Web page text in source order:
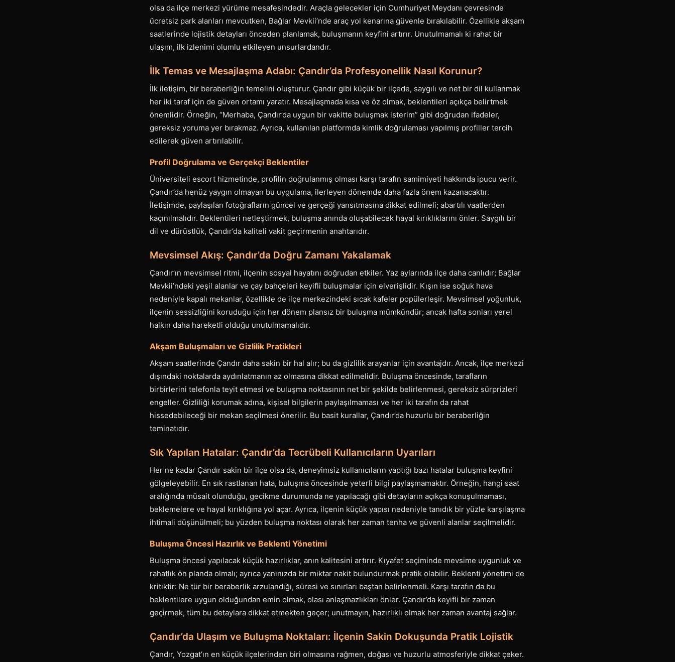
olsa da ilçe merkezi yürüme mesafesindedir. Araçla gelecekler için Cumhuriyet Meydanı çevresinde
ücretsiz park alanları mevcutken, Bağlar Mevkii’nde araç yol kenarına güvenle bırakılabilir. Özellikle akşam
saatlerinde lojistik detayları önceden planlamak, buluşmanın keyfini artırır. Unutulmamalı ki rahat bir
ulaşım, ilk izlenimi olumlu etkileyen unsurlardandır.
İlk Temas ve Mesajlaşma Adabı: Çandır’da Profesyonellik Nasıl Korunur?
İlk iletişim, bir beraberliğin temelini oluşturur. Çandır gibi küçük bir ilçede, saygılı ve net bir dil kullanmak
her iki taraf için de güven ortamı yaratır. Mesajlaşmada kısa ve öz olmak, beklentileri açıkça belirtmek
önemlidir. Örneğin, “Merhaba, Çandır’da uygun bir vakitte buluşmak isterim” gibi doğrudan ifadeler,
gereksiz yoruma yer bırakmaz. Ayrıca, kullanılan platformda kimlik doğrulaması yapılmış profiller tercih
edilerek güven artırılabilir.
Profil Doğrulama ve Gerçekçi Beklentiler
Üniversiteli escort hizmetinde, profilin doğrulanmış olması karşı tarafın samimiyeti hakkında ipucu verir.
Çandır’da henüz yaygın olmayan bu uygulama, ilerleyen dönemde daha fazla önem kazanacaktır.
İletişimde, paylaşılan fotoğrafların güncel ve gerçeği yansıtmasına dikkat edilmeli; abartılı vaatlerden
kaçınılmalıdır. Beklentileri netleştirmek, buluşma anında oluşabilecek hayal kırıklıklarını önler. Saygılı bir
dil ve dürüstlük, Çandır’da kaliteli vakit geçirmenin anahtarıdır.
Mevsimsel Akış: Çandır’da Doğru Zamanı Yakalamak
Çandır’ın mevsimsel ritmi, ilçenin sosyal hayatını doğrudan etkiler. Yaz aylarında ilçe daha canlıdır; Bağlar
Mevkii’ndeki yeşil alanlar ve çay bahçeleri keyifli buluşmalar için elverişlidir. Kışın ise soğuk hava
nedeniyle kapalı mekanlar, özellikle de ilçe merkezindeki sıcak kafeler popülerleşir. Mevsimsel yoğunluk,
ilçenin sessizliğini koruduğu için her dönem plansız bir buluşma mümkündür; ancak hafta sonları yerel
halkın daha hareketli olduğu unutulmamalıdır.
Akşam Buluşmaları ve Gizlilik Pratikleri
Akşam saatlerinde Çandır daha sakin bir hal alır; bu da gizlilik arayanlar için avantajdır. Ancak, ilçe merkezi
dışındaki noktalarda aydınlatmanın az olmasına dikkat edilmelidir. Buluşma öncesinde, tarafların
birbirlerini telefonla teyit etmesi ve buluşma noktasının net bir şekilde belirlenmesi, gereksiz sürprizleri
engeller. Gizliliği korumak adına, kişisel bilgilerin paylaşılmaması ve her iki tarafın da rahat
hissedebileceği bir mekan seçilmesi önerilir. Bu basit kurallar, Çandır’da huzurlu bir beraberliğin
teminatıdır.
Sık Yapılan Hatalar: Çandır’da Tecrübeli Kullanıcıların Uyarıları
Her ne kadar Çandır sakin bir ilçe olsa da, deneyimsiz kullanıcıların yaptığı bazı hatalar buluşma keyfini
gölgeleyebilir. En sık rastlanan hata, buluşma öncesinde yeterli bilgi paylaşmamaktır. Örneğin, hangi saat
aralığında müsait olunduğu, gecikme durumunda ne yapılacağı gibi detayların açıkça konuşulmaması,
beklemelere ve hayal kırıklığına yol açar. Ayrıca, ilçenin küçük yapısı nedeniyle tanıdık bir yüzle karşılaşma
ihtimali düşünülmeli; bu yüzden buluşma noktası olarak her zaman tenha ve güvenli alanlar seçilmelidir.
Buluşma Öncesi Hazırlık ve Beklenti Yönetimi
Buluşma öncesi yapılacak küçük hazırlıklar, anın kalitesini artırır. Kıyafet seçiminde mevsime uygunluk ve
rahatlık ön planda olmalı; ayrıca yanınızda bir miktar nakit bulundurmak pratik olabilir. Beklenti yönetimi de
kritiktir: Ne tür bir beraberlik arzulandığı, süresi ve sınırları baştan belirlenmeli. Karşı tarafın da bu
beklentilere uygun olduğundan emin olmak, olası anlaşmazlıkları önler. Çandır’da keyifli bir zaman
geçirmek, tüm bu detaylara dikkat etmekten geçer; unutmayın, hazırlıklı olmak her zaman avantaj sağlar.
Çandır’da Ulaşım ve Buluşma Noktaları: İlçenin Sakin Dokuşunda Pratik Lojistik
Çandır, Yozgat’ın en küçük ilçelerinden biri olmasına rağmen, doğası ve huzurlu atmosferiyle dikkat çeker.